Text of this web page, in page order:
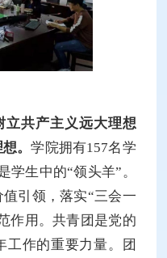
立共产主义远大理想
想。学院拥有157名学
学生中的“领头羊”。
引领，落实“三会一
作用。共青团是党的
工作的重要力量。团